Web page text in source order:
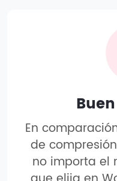
En
de
no importa el